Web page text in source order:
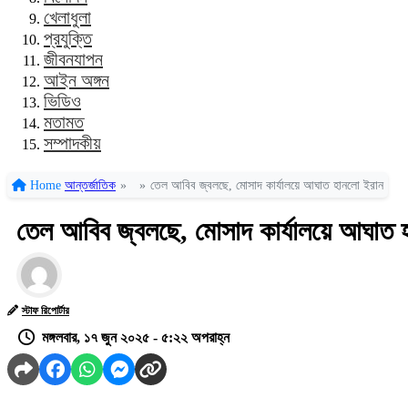
খেলাধুলা
প্রযুক্তি
জীবনযাপন
আইন অঙ্গন
ভিডিও
মতামত
সম্পাদকীয়
Home আন্তর্জাতিক » » তেল আবিব জ্বলছে, মোসাদ কার্যালয়ে আঘাত হানলো ইরান
তেল আবিব জ্বলছে, মোসাদ কার্যালয়ে আঘাত
স্টাফ রিপোর্টার
মঙ্গলবার, ১৭ জুন ২০২৫ - ৫:২২ অপরাহ্ন